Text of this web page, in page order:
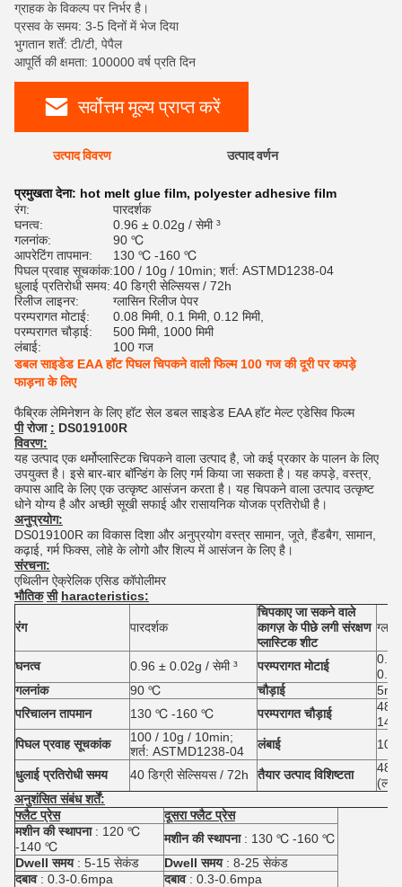
ग्राहक के विकल्प पर निर्भर है।
प्रसव के समय: 3-5 दिनों में भेज दिया
भुगतान शर्तें: टी/टी, पेपैल
आपूर्ति की क्षमता: 100000 वर्ष प्रति दिन
सर्वोत्तम मूल्य प्राप्त करें
उत्पाद विवरण उत्पाद वर्णन
प्रमुखता देना: hot melt glue film, polyester adhesive film
रंग:
पारदर्शक
घनत्व:
0.96 ± 0.02g / सेमी ³
गलनांक:
90 ℃
आपरेटिंग तापमान:
130 ℃ -160 ℃
पिघल प्रवाह सूचकांक:100 / 10g / 10min; शर्त: ASTMD1238-04
धुलाई प्रतिरोधी समय: 40 डिग्री सेल्सियस / 72h
रिलीज लाइनर:
ग्लासिन रिलीज पेपर
परम्परागत मोटाई:
0.08 मिमी, 0.1 मिमी, 0.12 मिमी,
परम्परागत चौड़ाई:
500 मिमी, 1000 मिमी
लंबाई:
100 गज
डबल साइडेड EAA हॉट पिघल चिपकने वाली फिल्म 100 गज की दूरी पर कपड़े
फाड़ना के लिए
फैब्रिक लेमिनेशन के लिए हॉट सेल डबल साइडेड EAA हॉट मेल्ट एडेसिव फिल्म
पी रोजा : DS019100R
विवरण:
यह उत्पाद एक थर्मोप्लास्टिक चिपकने वाला उत्पाद है, जो कई प्रकार के पालन के लिए
उपयुक्त है। इसे बार-बार बॉन्डिंग के लिए गर्म किया जा सकता है। यह कपड़े, वस्त्र,
कपास आदि के लिए एक उत्कृष्ट आसंजन करता है। यह चिपकने वाला उत्पाद उत्कृष्ट
धोने योग्य है और अच्छी सूखी सफाई और रासायनिक योजक प्रतिरोधी है।
अनुप्रयोग:
DS019100R का विकास दिशा और अनुप्रयोग वस्त्र सामान, जूते, हैंडबैग, सामान,
कढ़ाई, गर्म फिक्स, लोहे के लोगो और शिल्प में आसंजन के लिए है।
संरचना:
एथिलीन ऐक्रेलिक एसिड कॉपोलीमर
भौतिक सी haracteristics:
रंग पारदर्शक
चिपकाए जा सकने वाले
कागज़ के पीछे लगी संरक्षण
प्लास्टिक शीट
घनत्व 0.96 ± 0.02g / सेमी ³ परम्परागत मोटाई
0.05
0.12
गलनांक
90 ℃ चौड़ाई
परिचालन तापमान
130 ℃ -160 ℃ परम्परागत चौड़ाई
480
पिघल प्रवाह सूचकांक
100 / 10g / 10min;
शर्त: ASTMD1238-04
लंबाई 100
धुलाई प्रतिरोधी समय 40 डिग्री सेल्सियस / 72h तैयार उत्पाद विशिष्टता
480
अनुशंसित संबंध शर्तें:
फ्लैट प्रेस
दूसरा फ्लैट प्रेस
मशीन की स्थापना: 120 ℃
-140 ℃
मशीन की स्थापना: 130 ℃ -160 ℃
Dwell समय: 5-15 सेकंड Dwell समय: 8-25 सेकंड
दबाव: 0.3-0.6mpa दबाव: 0.3-0.6mpa